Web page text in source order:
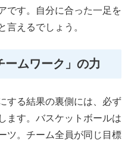
です。自分に合った一足を
言えるでしょう。
ームワーク」の力
する結果の裏側には、必ず
ます。バスケットボールは
ツ。チーム全員が同じ目標